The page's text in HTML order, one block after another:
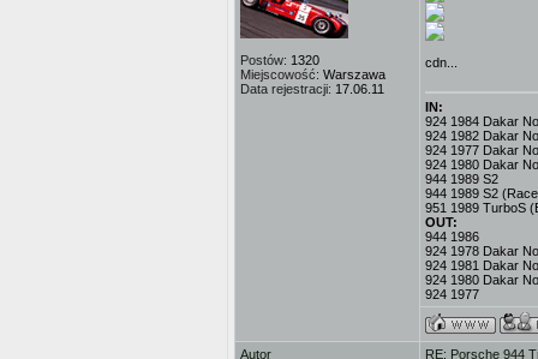
Postów: 1320
Miejscowość: Warszawa
Data rejestracji: 17.06.11
cdn...
IN:
924 1984 Dakar
924 1982 Dakar
924 1977 Dakar
924 1980 Dakar
944 1989 S2
944 1989 S2
951 1989 TurboS
OUT:
944 1986
924 1978 Dakar
924 1981 Dakar
924 1980 Dakar
924 1977
Autor
RE: Porsche 944